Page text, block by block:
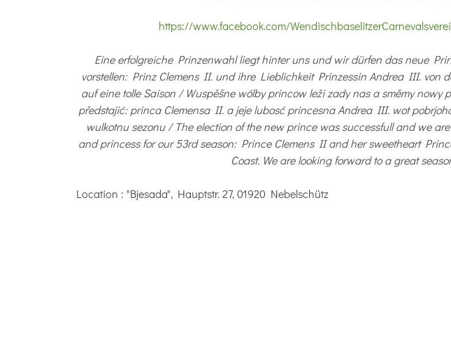
https://www.facebook.com/
Eine erfolgreiche Prinzenwahl liegt hinter uns und wir dürfen das neue
vorstellen: Prinz Clemens II. und ihre Lieblichkeit Prinzessin Andrea III. von
auf eine tolle Saison / Wuspěšne wólby princow leži zady nas a směmy nowy
předstajić: princa Clemensa II. a jeje lubosć princesna Andrea III. wot
wulkotnu sezonu / The election of the new prince was successfull and we
and princess for our 53rd season: Prince Clemens II and her sweetheart
Coast. We are looking forward to a great
Location : "Bjesada", Hauptstr. 27, 01920 Nebelschütz